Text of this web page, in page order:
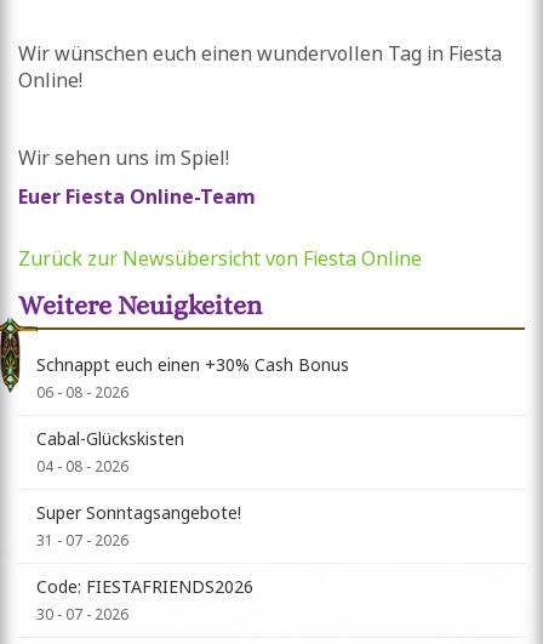
Wir wünschen euch einen wundervollen Tag in Fiesta
Online!
Wir sehen uns im Spiel!
Euer Fiesta Online-Team
Zurück zur Newsübersicht von Fiesta Online
Weitere Neuigkeiten
Schnappt euch einen +30% Cash Bonus
06 - 08 - 2026
Cabal-Glückskisten
04 - 08 - 2026
Super Sonntagsangebote!
31 - 07 - 2026
Code: FIESTAFRIENDS2026
30 - 07 - 2026